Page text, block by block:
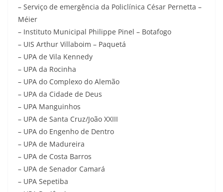
– Serviço de emergência da Policlínica César Pernetta –
Méier
– Instituto Municipal Philippe Pinel – Botafogo
– UIS Arthur Villaboim – Paquetá
– UPA de Vila Kennedy
– UPA da Rocinha
– UPA do Complexo do Alemão
– UPA da Cidade de Deus
– UPA Manguinhos
– UPA de Santa Cruz/João XXIII
– UPA do Engenho de Dentro
– UPA de Madureira
– UPA de Costa Barros
– UPA de Senador Camará
– UPA Sepetiba